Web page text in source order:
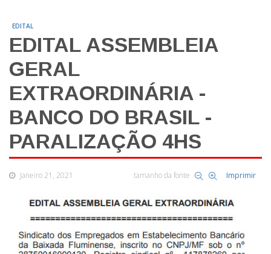
EDITAL
EDITAL ASSEMBLEIA
GERAL
EXTRAORDINÁRIA -
BANCO DO BRASIL -
PARALIZAÇÃO 4HS
Janeiro 21, 2021 tamanho da fonte Imprimir